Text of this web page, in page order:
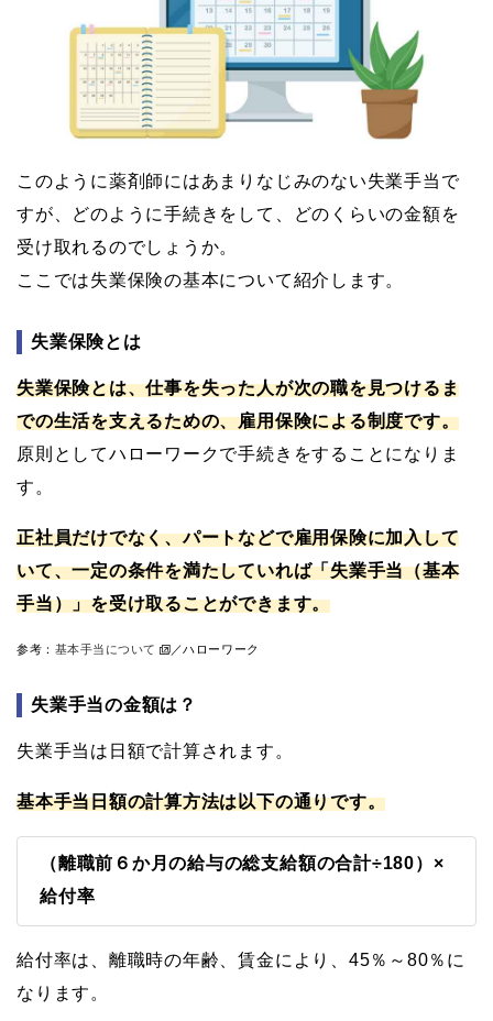
このように薬剤師にはあまりなじみのない失業手当で
すが、どのように手続きをして、どのくらいの金額を
受け取れるのでしょうか。
ここでは失業保険の基本について紹介します。
失業保険とは
失業保険とは、仕事を失った人が次の職を見つけるま
での生活を支えるための、雇用保険による制度です。
原則としてハローワークで手続きをすることになりま
す。
正社員だけでなく、パートなどで雇用保険に加入して
いて、一定の条件を満たしていれば「失業手当（基本
手当）」を受け取ることができます。
参考： 基本手当について ／ハローワーク
失業手当の金額は？
失業手当は日額で計算されます。
基本手当日額の計算方法は以下の通りです。
（離職前６か月の給与の総支給額の合計÷180）×
給付率
給付率は、離職時の年齢、賃金により、45％～80％に
なります。